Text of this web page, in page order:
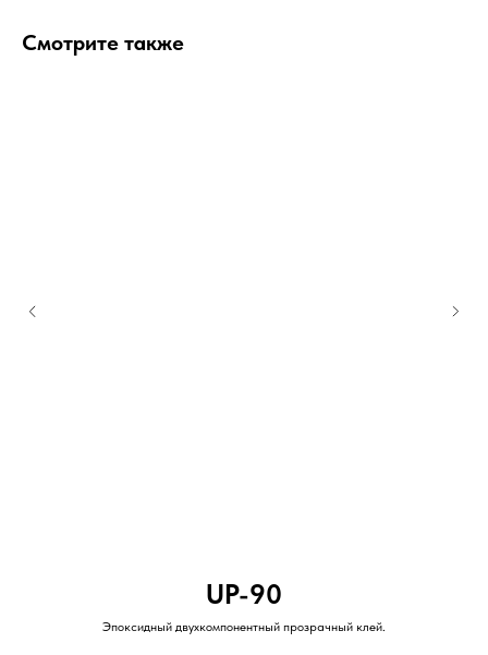
Смотрите также
UP-90
Эпоксидный двухкомпонентный прозрачный клей.